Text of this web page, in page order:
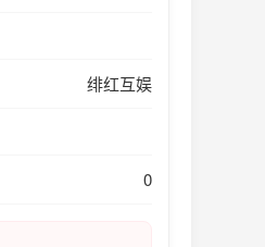
绯红互娱
0